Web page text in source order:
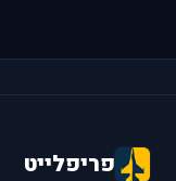
פריפלייט